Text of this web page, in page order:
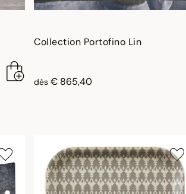
Collection Portofino Lin
dès € 865,40